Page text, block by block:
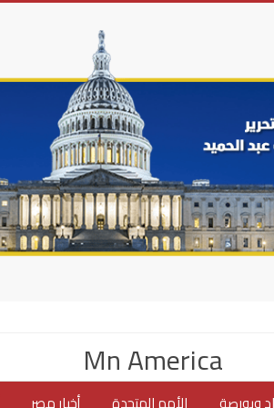
Mn America